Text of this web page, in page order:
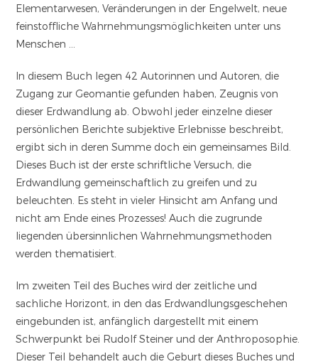
Elementarwesen, Veränderungen in der Engelwelt, neue
feinstoffliche Wahrnehmungsmöglichkeiten unter uns
Menschen …
In diesem Buch legen 42 Autorinnen und Autoren, die
Zugang zur Geomantie gefunden haben, Zeugnis von
dieser Erdwandlung ab. Obwohl jeder einzelne dieser
persönlichen Berichte subjektive Erlebnisse beschreibt,
ergibt sich in deren Summe doch ein gemeinsames Bild.
Dieses Buch ist der erste schriftliche Versuch, die
Erdwandlung gemeinschaftlich zu greifen und zu
beleuchten. Es steht in vieler Hinsicht am Anfang und
nicht am Ende eines Prozesses! Auch die zugrunde
liegenden übersinnlichen Wahrnehmungsmethoden
werden thematisiert.
Im zweiten Teil des Buches wird der zeitliche und
sachliche Horizont, in den das Erdwandlungsgeschehen
eingebunden ist, anfänglich dargestellt mit einem
Schwerpunkt bei Rudolf Steiner und der Anthroposophie.
Dieser Teil behandelt auch die Geburt dieses Buches und